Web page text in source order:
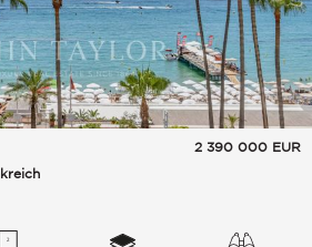
2 390 000 EUR